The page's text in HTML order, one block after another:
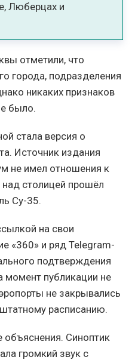
Люберцах и
отметили, что
города, подразделения
никаких признаков
было.
стала версия о
Источник издания
не имел отношения к
столицей прошёл
Су-35.
на свои
«360» и ряд Telegram-
подтверждения
публикации не
не закрывались
расписанию.
объяснения. Синоптик
громкий звук с